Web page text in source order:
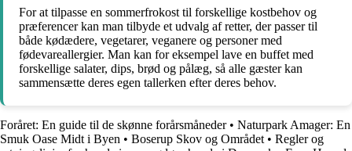
For at tilpasse en sommerfrokost til forskellige kostbehov og
præferencer kan man tilbyde et udvalg af retter, der passer til
både kødædere, vegetarer, veganere og personer med
fødevareallergier. Man kan for eksempel lave en buffet med
forskellige salater, dips, brød og pålæg, så alle gæster kan
sammensætte deres egen tallerken efter deres behov.
Foråret: En guide til de skønne forårsmåneder• Naturpark Amager: En
Smuk Oase Midt i Byen • Boserup Skov og Området • Regler og